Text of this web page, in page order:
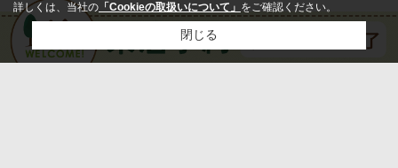
詳しくは、当社の 「Cookieの取扱いについて」 をご確認ください。
閉じる